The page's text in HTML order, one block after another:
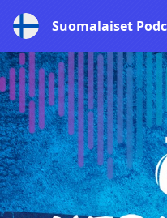
Suomalaiset